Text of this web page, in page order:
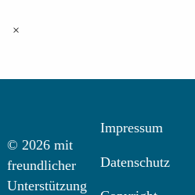
×
© 2026 mit
freundlicher
Unterstützung
Impressum
Datenschutz